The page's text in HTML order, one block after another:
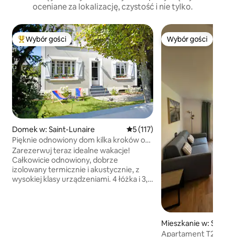
oceniane za lokalizację, czystość i nie tylko.
Najpopularniejsze z kategorii Wybór gości
Wybór gości
Domek w: Saint-Lunaire Średnia ocena: 5 na 5, liczba
5 (117)
Pięknie odnowiony dom kilka kroków od
plaży i Dinard
Zarezerwuj teraz idealne wakacje!
Całkowicie odnowiony, dobrze
izolowany termicznie i akustycznie, z
wysokiej klasy urządzeniami. 4 łóżka i 3,5
Wybór gości
Wybór gości
Mieszkanie w:
ur-Mer
Apartament T2 z